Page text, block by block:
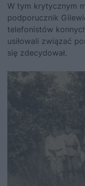
W tym krytycznym
podporucznik
telefonistów
usiłowali związać
się zdecydował.